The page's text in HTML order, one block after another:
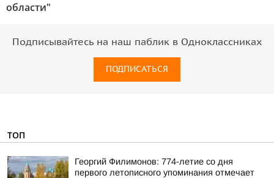
области"
Подписывайтесь на наш паблик в Одноклассниках
ПОДПИСАТЬСЯ
ТОП
Георгий Филимонов: 774-летие со дня
первого летописного упоминания отмечает